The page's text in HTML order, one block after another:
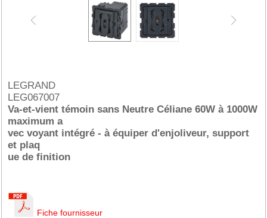
LEGRAND
LEG067007
Va-et-vient témoin sans Neutre Céliane 60W à 1000W
maximum a
vec voyant intégré - à équiper d'enjoliveur, support
et plaq
ue de finition
Fiche fournisseur